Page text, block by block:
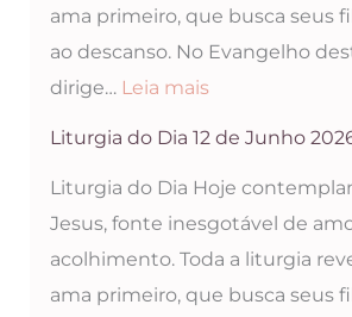
ama primeiro, que busca seus
ao descanso. No Evangelho
dirige… Leia mais:
Dia
18
de
Julho
Liturgia do Dia 12 de Junho
Liturgia do Dia Hoje
Jesus, fonte inesgotável de
acolhimento. Toda a liturgia
ama primeiro, que busca seus